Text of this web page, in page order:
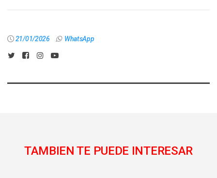
21/01/2026 WhatsApp
TAMBIEN TE PUEDE INTERESAR